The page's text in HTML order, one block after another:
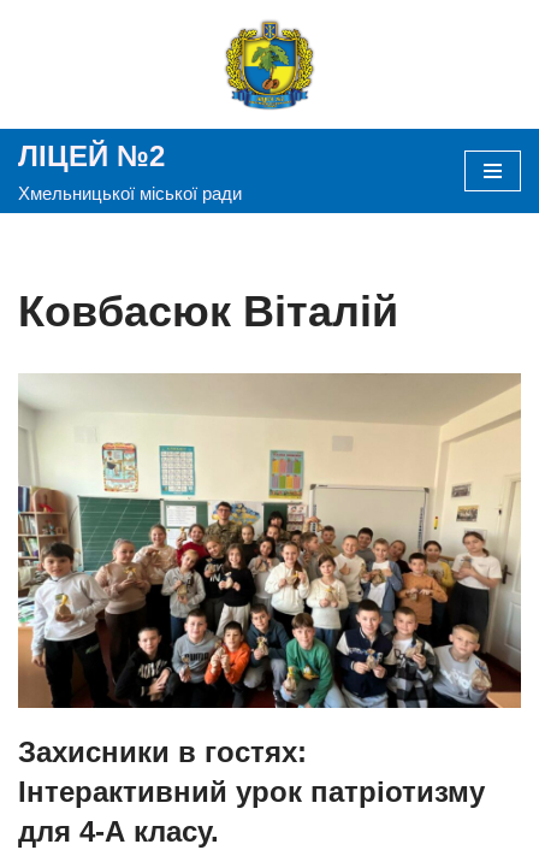
ЛІЦЕЙ №2
Хмельницької міської ради
Ковбасюк Віталій
Захисники в гостях:
Інтерактивний урок патріотизму
для 4-А класу.